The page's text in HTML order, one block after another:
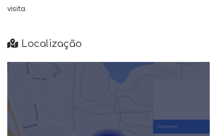
visita.
Localização